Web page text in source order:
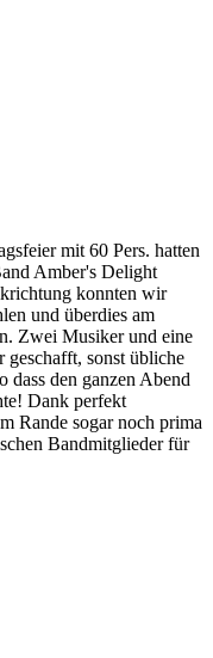
mit 60 Pers. hatten
Amber's Delight
konnten wir
und überdies am
Zwei Musiker und eine
geschafft, sonst übliche
dass den ganzen Abend
Dank perfekt
Rande sogar noch prima
Bandmitglieder für